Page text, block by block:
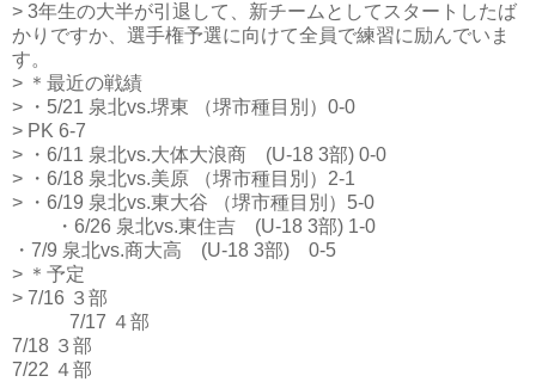
> 3年生の大半が引退して、新チームとしてスタートしたば
かりですか、選手権予選に向けて全員で練習に励んでいま
す。
> ＊最近の戦績
> ・5/21 泉北vs.堺東 （堺市種目別）0-0
> PK 6-7
> ・6/11 泉北vs.大体大浪商 (U-18 3部) 0-0
> ・6/18 泉北vs.美原 （堺市種目別）2-1
> ・6/19 泉北vs.東大谷 （堺市種目別）5-0
・6/26 泉北vs.東住吉 (U-18 3部) 1-0
・7/9 泉北vs.商大高 (U-18 3部) 0-5
> ＊予定
> 7/16 ３部
7/17 ４部
7/18 ３部
7/22 ４部